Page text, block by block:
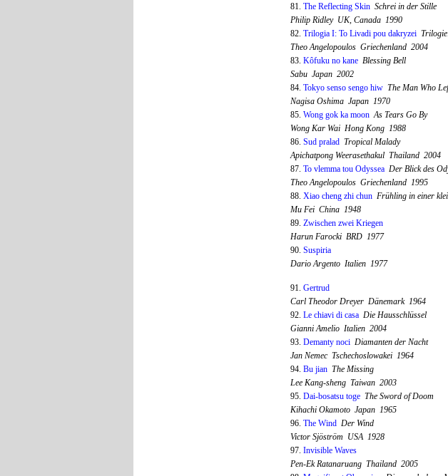
81. The Reflecting Skin Schrei in der Stille
Philip Ridley UK, Canada 1990
82. Trilogia I: To Livadi pou dakryzei
Theo Angelopoulos Griechenland 2004
83. Kôfuku no kane Blessing Bell
Sabu Japan 2002
84. Tokyo senso sengo hiw The Man Who
Nagisa Oshima Japan 1970
85. Wong gok ka moon As Tears Go By
Wong Kar Wai Hong Kong 1988
86. Sud pralad Tropical Malady
Apichatpong Weerasethakul Thailand 2004
87. To vlemma tou Odyssea Der Blick des
Theo Angelopoulos Griechenland 1995
88. Xiao cheng zhi chun Frühling in einer
Mu Fei China 1948
89. Zwischen zwei Kriegen
Harun Farocki BRD 1977
90. Suspiria
Dario Argento Italien 1977
91. Gertrud
Carl Theodor Dreyer Dänemark 1964
92. Le chiavi di casa Die Hausschlüssel
Gianni Amelio Italien 2004
93. Demanty noci Diamanten der Nacht
Jan Nemec Tschechoslowakei 1964
94. Bu jian The Missing
Lee Kang-sheng Taiwan 2003
95. Dai-bosatsu toge The Sword of Doom
Kihachi Okamoto Japan 1965
96. The Wind Der Wind
Victor Sjöström USA 1928
97. Invisible Waves
Pen-Ek Ratanaruang Thailand 2005